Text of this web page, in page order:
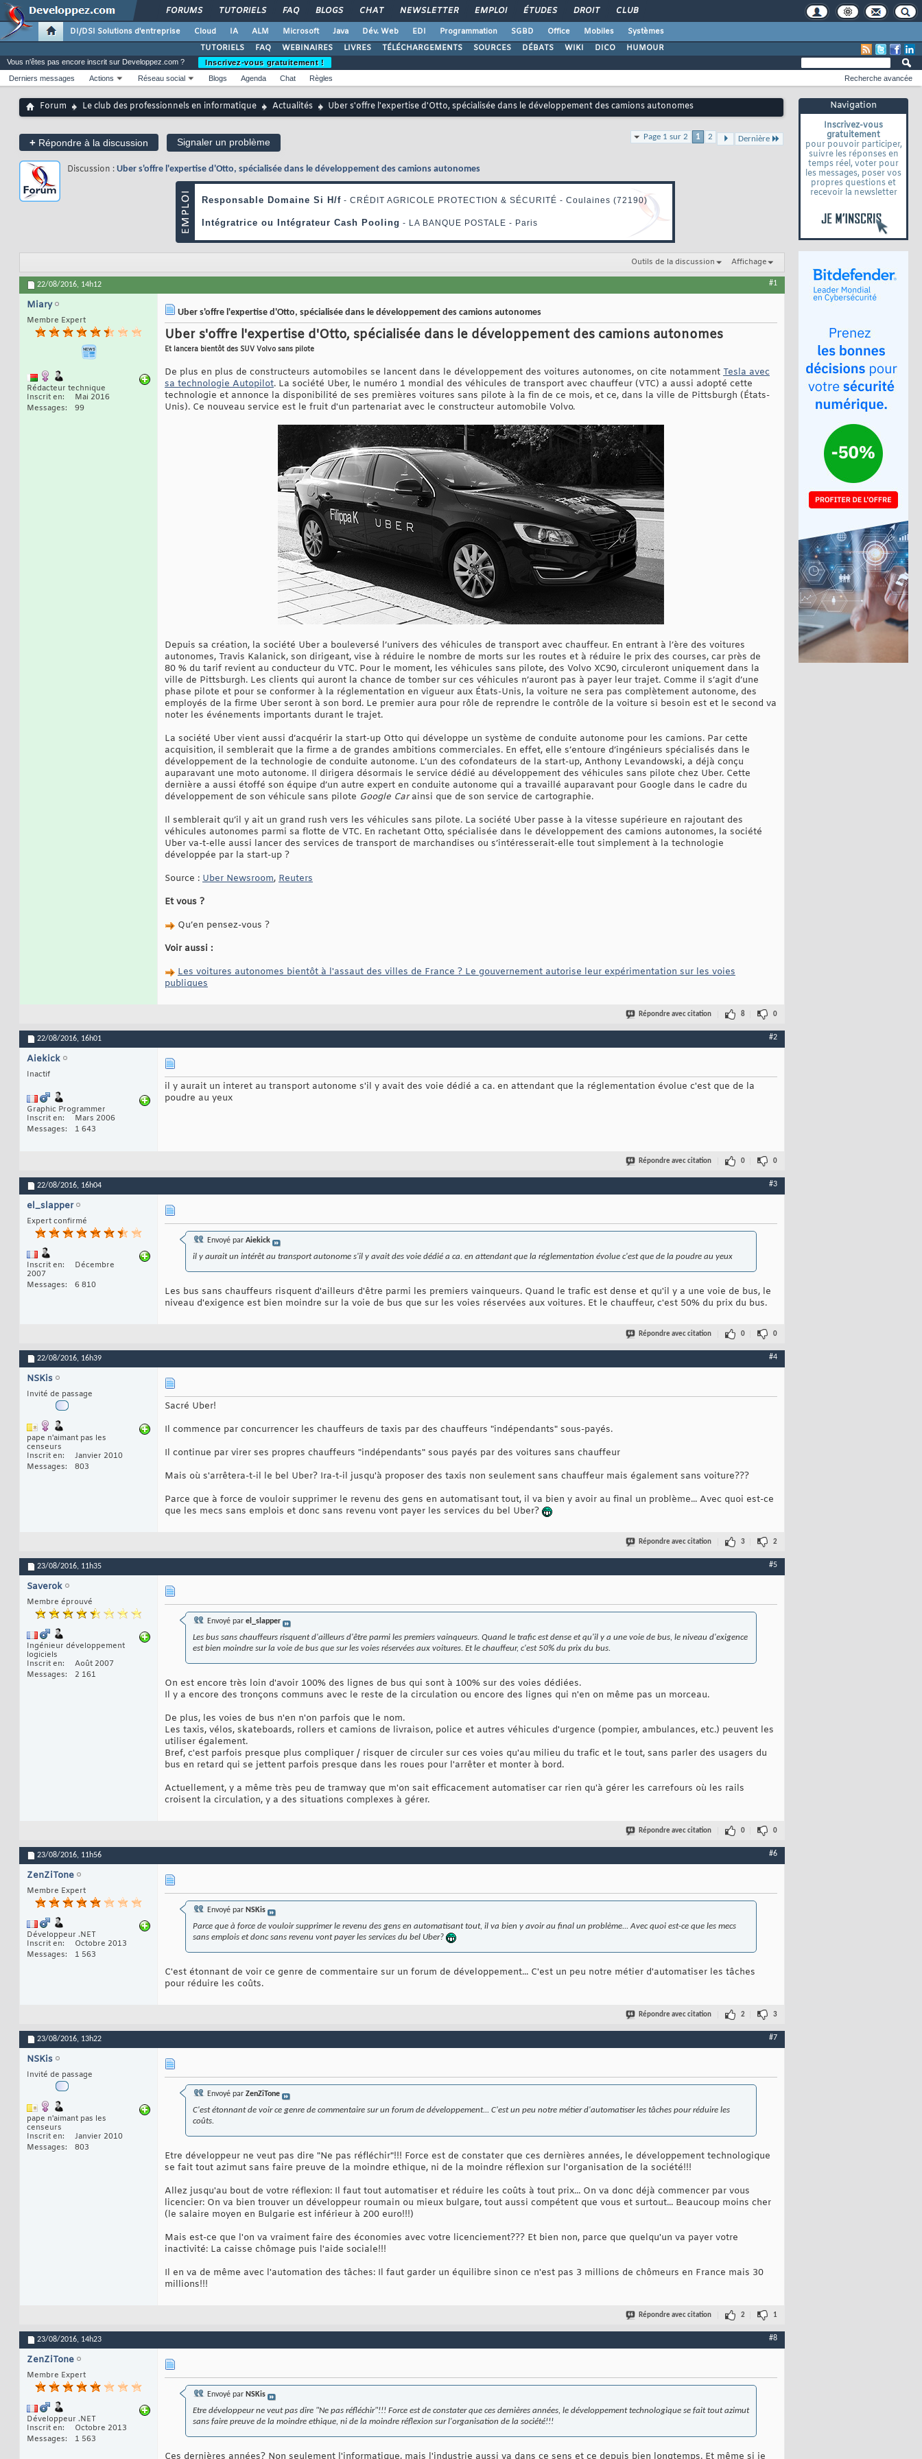
FORUMS TUTORIELS FAQ BLOGS CHAT NEWSLETTER EMPLOI ÉTUDES DROIT CLUB
DI/DSI Solutions d'entreprise Cloud IA ALM Microsoft Java Dév. Web EDI Programmation SGBD Office Mobiles
Systèmes
TUTORIELS
FAQ WEBINAIRES LIVRES TÉLÉCHARGEMENTS SOURCES DÉBATS WIKI DICO HUMOUR
Navigation
Inscrivez-vous
gratuitement
pour pouvoir participer,
suivre les réponses en
temps réel, voter pour
les messages, poser vos
propres questions et
recevoir la newsletter
Vous n'êtes pas encore inscrit sur Developpez.com ?
Inscrivez-vous gratuitement !
Derniers messages
Actions Réseau social Blogs Agenda Chat Règles Recherche avancée
Forum Le club des professionnels en informatique Actualités Uber s'offre l'expertise d'Otto, spécialisée dans le développement des camions autonomes
+ Répondre à la discussion Signaler un problème Page 1 sur 2 1 2 Dernière
Discussion : Uber s'offre l'expertise d'Otto, spécialisée dans le développement des camions autonomes
Outils de la discussion Affichage
22/08/2016, 14h12 #1
Miary
Membre Expert
Rédacteur technique
Inscrit en
Mai 2016
Messages
99
Uber s'offre l'expertise d'Otto, spécialisée dans le développement des camions autonomes
Uber s'offre l'expertise d'Otto, spécialisée dans le développement des camions autonomes
Et lancera bientôt des SUV Volvo sans pilote
De plus en plus de constructeurs automobiles se lancent dans le développement des voitures autonomes, on cite notamment Tesla avec
sa technologie Autopilot. La société Uber, le numéro 1 mondial des véhicules de transport avec chauffeur (VTC) a aussi adopté cette
technologie et annonce la disponibilité de ses premières voitures sans pilote à la fin de ce mois, et ce, dans la ville de Pittsburgh (États-
Unis). Ce nouveau service est le fruit d'un partenariat avec le constructeur automobile Volvo.
Depuis sa création, la société Uber a bouleversé l’univers des véhicules de transport avec chauffeur. En entrant à l’ère des voitures
autonomes, Travis Kalanick, son dirigeant, vise à réduire le nombre de morts sur les routes et à réduire le prix des courses, car près de
80 % du tarif revient au conducteur du VTC. Pour le moment, les véhicules sans pilote, des Volvo XC90, circuleront uniquement dans la
ville de Pittsburgh. Les clients qui auront la chance de tomber sur ces véhicules n’auront pas à payer leur trajet. Comme il s’agit d’une
phase pilote et pour se conformer à la réglementation en vigueur aux États-Unis, la voiture ne sera pas complètement autonome, des
employés de la firme Uber seront à son bord. Le premier aura pour rôle de reprendre le contrôle de la voiture si besoin est et le second va
noter les événements importants durant le trajet.
La société Uber vient aussi d’acquérir la start-up Otto qui développe un système de conduite autonome pour les camions. Par cette
acquisition, il semblerait que la firme a de grandes ambitions commerciales. En effet, elle s’entoure d’ingénieurs spécialisés dans le
développement de la technologie de conduite autonome. L’un des cofondateurs de la start-up, Anthony Levandowski, a déjà conçu
auparavant une moto autonome. Il dirigera désormais le service dédié au développement des véhicules sans pilote chez Uber. Cette
dernière a aussi étoffé son équipe d’un autre expert en conduite autonome qui a travaillé auparavant pour Google dans le cadre du
développement de son véhicule sans pilote Google Carainsi que de son service de cartographie.
Il semblerait qu’il y ait un grand rush vers les véhicules sans pilote. La société Uber passe à la vitesse supérieure en rajoutant des
véhicules autonomes parmi sa flotte de VTC. En rachetant Otto, spécialisée dans le développement des camions autonomes, la société
Uber va-t-elle aussi lancer des services de transport de marchandises ou s’intéresserait-elle tout simplement à la technologie
développée par la start-up ?
Source : Uber Newsroom, Reuters
Et vous ?
Qu’en pensez-vous ?
Voir aussi :
Les voitures autonomes bientôt à l'assaut des villes de France ? Le gouvernement autorise leur expérimentation sur les voies
publiques
Répondre avec citation 8 0
22/08/2016, 16h01 #2
Aiekick
Inactif
Graphic Programmer
Inscrit en
Mars 2006
Messages
1 643
il y aurait un interet au transport autonome s'il y avait des voie dédié a ca. en attendant que la réglementation évolue c'est que de la
poudre au yeux
Répondre avec citation 0 0
22/08/2016, 16h04 #3
el_slapper
Expert confirmé
Inscrit en
Décembre
2007
Messages
6 810
Envoyé par Aiekick
il y aurait un intérêt au transport autonome s'il y avait des voie dédié a ca. en attendant que la réglementation évolue c'est que de la poudre au yeux
Les bus sans chauffeurs risquent d'ailleurs d'être parmi les premiers vainqueurs. Quand le trafic est dense et qu'il y a une voie de bus, le
niveau d'exigence est bien moindre sur la voie de bus que sur les voies réservées aux voitures. Et le chauffeur, c'est 50% du prix du bus.
Répondre avec citation 0 0
22/08/2016, 16h39 #4
NSKis
Invité de passage
pape n'aimant pas les
censeurs
Inscrit en
Janvier 2010
Messages
803
Sacré Uber!
Il commence par concurrencer les chauffeurs de taxis par des chauffeurs "indépendants" sous-payés.
Il continue par virer ses propres chauffeurs "indépendants" sous payés par des voitures sans chauffeur
Mais où s'arrêtera-t-il le bel Uber? Ira-t-il jusqu'à proposer des taxis non seulement sans chauffeur mais également sans voiture???
Parce que à force de vouloir supprimer le revenu des gens en automatisant tout, il va bien y avoir au final un problème... Avec quoi est-ce
que les mecs sans emplois et donc sans revenu vont payer les services du bel Uber?
Répondre avec citation 3 2
23/08/2016, 11h35 #5
Saverok
Membre éprouvé
Ingénieur développement
logiciels
Inscrit en
Août 2007
Messages
2 161
Envoyé par el_slapper
Les bus sans chauffeurs risquent d'ailleurs d'être parmi les premiers vainqueurs. Quand le trafic est dense et qu'il y a une voie de bus, le niveau d'exigence
est bien moindre sur la voie de bus que sur les voies réservées aux voitures. Et le chauffeur, c'est 50% du prix du bus.
On est encore très loin d'avoir 100% des lignes de bus qui sont à 100% sur des voies dédiées.
Il y a encore des tronçons communs avec le reste de la circulation ou encore des lignes qui n'en on même pas un morceau.
De plus, les voies de bus n'en n'on parfois que le nom.
Les taxis, vélos, skateboards, rollers et camions de livraison, police et autres véhicules d'urgence (pompier, ambulances, etc.) peuvent les
utiliser également.
Bref, c'est parfois presque plus compliquer / risquer de circuler sur ces voies qu'au milieu du trafic et le tout, sans parler des usagers du
bus en retard qui se jettent parfois presque dans les roues pour l'arrêter et monter à bord.
Actuellement, y a même très peu de tramway que m'on sait efficacement automatiser car rien qu'à gérer les carrefours où les rails
croisent la circulation, y a des situations complexes à gérer.
Répondre avec citation 0 0
23/08/2016, 11h56 #6
ZenZiTone
Membre Expert
Développeur .NET
Inscrit en
Octobre 2013
Messages
1 563
Envoyé par NSKis
Parce que à force de vouloir supprimer le revenu des gens en automatisant tout, il va bien y avoir au final un problème... Avec quoi est-ce que les mecs
sans emplois et donc sans revenu vont payer les services du bel Uber?
C'est étonnant de voir ce genre de commentaire sur un forum de développement... C'est un peu notre métier d'automatiser les tâches
pour réduire les coûts.
Répondre avec citation 2 3
23/08/2016, 13h22 #7
NSKis
Invité de passage
pape n'aimant pas les
censeurs
Inscrit en
Janvier 2010
Messages
803
Envoyé par ZenZiTone
C'est étonnant de voir ce genre de commentaire sur un forum de développement... C'est un peu notre métier d'automatiser les tâches pour réduire les
coûts.
Etre développeur ne veut pas dire "Ne pas réfléchir"!!! Force est de constater que ces dernières années, le développement technologique
se fait tout azimut sans faire preuve de la moindre ethique, ni de la moindre réflexion sur l'organisation de la société!!!
Allez jusqu'au bout de votre réflexion: Il faut tout automatiser et réduire les coûts à tout prix... On va donc déjà commencer par vous
licencier: On va bien trouver un développeur roumain ou mieux bulgare, tout aussi compétent que vous et surtout... Beaucoup moins cher
(le salaire moyen en Bulgarie est inférieur à 200 euro!!!)
Mais est-ce que l'on va vraiment faire des économies avec votre licenciement??? Et bien non, parce que quelqu'un va payer votre
inactivité: La caisse chômage puis l'aide sociale!!!
Il en va de même avec l'automation des tâches: Il faut garder un équilibre sinon ce n'est pas 3 millions de chômeurs en France mais 30
millions!!!
Répondre avec citation 2 1
23/08/2016, 14h23 #8
ZenZiTone
Membre Expert
Développeur .NET
Inscrit en
Octobre 2013
Messages
1 563
Envoyé par NSKis
Etre développeur ne veut pas dire "Ne pas réfléchir"!!! Force est de constater que ces dernières années, le développement technologique se fait tout azimut
sans faire preuve de la moindre ethique, ni de la moindre réflexion sur l'organisation de la société!!!